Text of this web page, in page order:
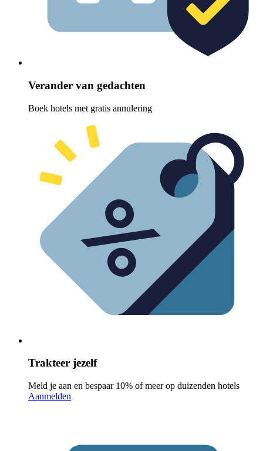
Verander van gedachten
Boek hotels met gratis annulering
Trakteer jezelf
Meld je aan en bespaar 10% of meer op duizenden hotels
Aanmelden